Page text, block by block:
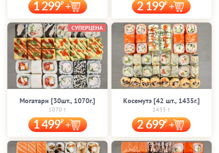
1 299 2 199
Могатари [30шт., 1070г.]
1070 г.
1 499
СУПЕРЦЕНА
Косемутэ [42 шт., 1435г.]
1435 г.
2 699